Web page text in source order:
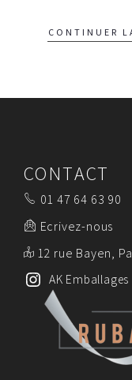
CONTINUER
CONTACT
01 47 64 63 90
Ecrivez-nous
12 rue Bayen,
AK Emballages